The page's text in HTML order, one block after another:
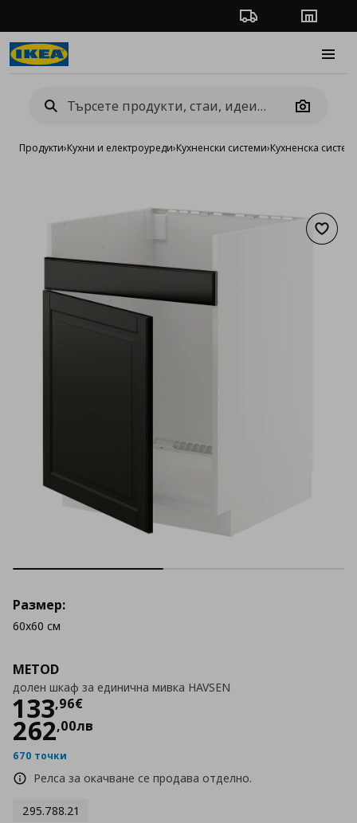
Проследяване на
Camera
Продукти›Кухни и електроуреди›Кухненски системи›Кухненска
METOD
долен шкаф за единична мивка HAVSEN
133,96€
Цена
262,00лв
670 точки
Релса за окачване се продава отделно.
295.788.21
Размер:
60x60 см